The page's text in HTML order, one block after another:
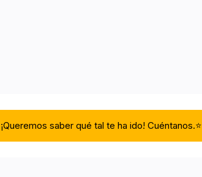
¡Queremos saber qué tal te ha ido! Cuéntanos.⭐